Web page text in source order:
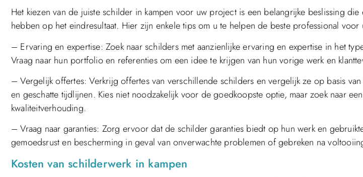
Het kiezen van de juiste schilder in kampen voor uw project is een belangrijke beslissing die
hebben op het eindresultaat. Hier zijn enkele tips om u te helpen de beste professional
– Ervaring en expertise: Zoek naar schilders met aanzienlijke ervaring en expertise in het
Vraag naar hun portfolio en referenties om een idee te krijgen van hun vorige werk en
– Vergelijk offertes: Verkrijg offertes van verschillende schilders en vergelijk ze op basis
en geschatte tijdlijnen. Kies niet noodzakelijk voor de goedkoopste optie, maar zoek naar
kwaliteitverhouding.
– Vraag naar garanties: Zorg ervoor dat de schilder garanties biedt op hun werk en
gemoedsrust en bescherming in geval van onverwachte problemen of gebreken na
Kosten van schilderwerk in kampen